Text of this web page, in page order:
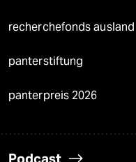
recherchefonds ausland
panterstiftung
panterpreis 2026
Podcast